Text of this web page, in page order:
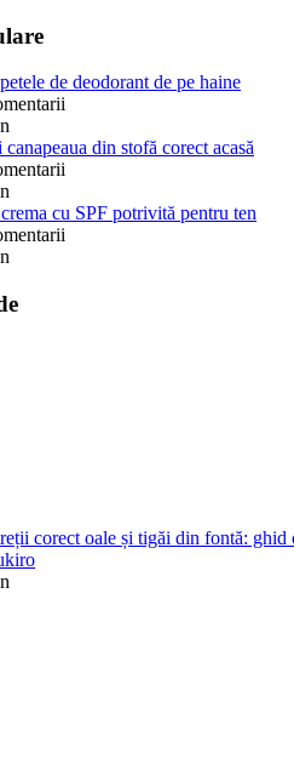
de deodorant de pe haine
din stofă corect acasă
cu SPF potrivită pentru ten
corect oale și tigăi din fontă: